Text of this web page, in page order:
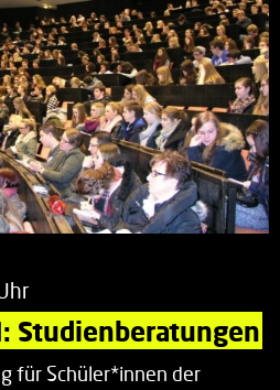
Studienberatungen
für Schüler*innen der